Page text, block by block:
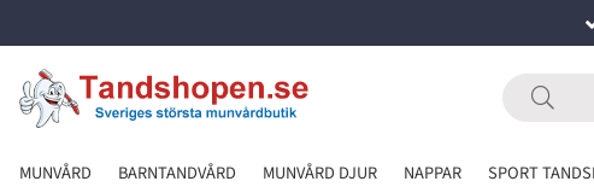
MUNVÅRD BARNTANDVÅRD MUNVÅRD DJUR NAPPAR SPORT